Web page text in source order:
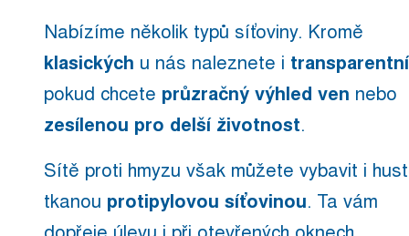
Nabízíme několik typů síťoviny. Kromě
klasických u nás naleznete i transparentní
pokud chcete průzračný výhled ven nebo
zesílenou pro delší životnost.
Sítě proti hmyzu však můžete vybavit i
tkanou protipylovou síťovinou. Ta vám